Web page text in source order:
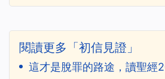
閱讀更多「初信見證」
這才是脫罪的路途，讀聖經